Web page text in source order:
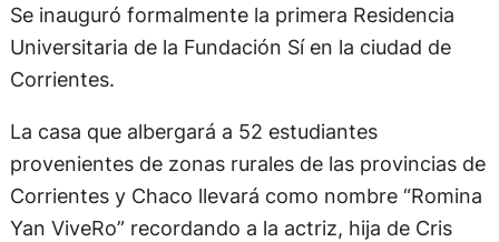
Se inauguró formalmente la primera Residencia
Universitaria de la Fundación Sí en la ciudad de
Corrientes.
La casa que albergará a 52 estudiantes
provenientes de zonas rurales de las provincias de
Corrientes y Chaco llevará como nombre “Romina
Yan ViveRo” recordando a la actriz, hija de Cris